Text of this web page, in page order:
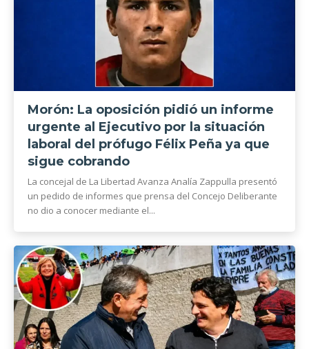
Morón: La oposición pidió un informe
urgente al Ejecutivo por la situación
laboral del prófugo Félix Peña ya que
sigue cobrando
La concejal de La Libertad Avanza Analía Zappulla presentó
un pedido de informes que prensa del Concejo Deliberante
no dio a conocer mediante el...